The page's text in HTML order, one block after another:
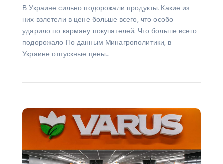
В Украине сильно подорожали продукты. Какие из
них взлетели в цене больше всего, что особо
ударило по карману покупателей. Что больше всего
подорожало По данным Минагрополитики, в
Украине отпускные цены…